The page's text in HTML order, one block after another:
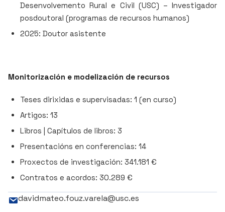
Desenvolvemento Rural e Civil (USC) – Investigador
posdoutoral (programas de recursos humanos)
2025: Doutor asistente
Monitorización e modelización de recursos
Teses dirixidas e supervisadas: 1 (en curso)
Artigos: 13
Libros | Capítulos de libros: 3
Presentacións en conferencias: 14
Proxectos de investigación: 341.181 €
Contratos e acordos: 30.289 €
davidmateo.fouz.varela@usc.es